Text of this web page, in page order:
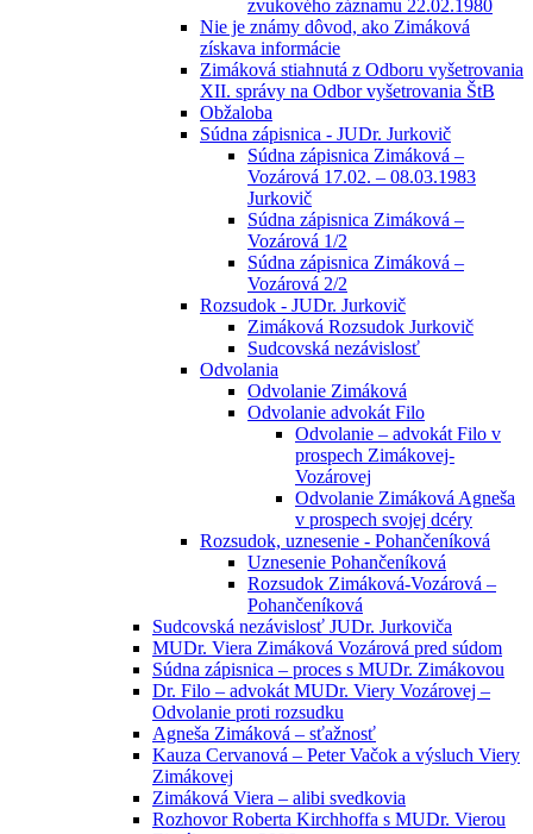
zvukového záznamu 22.02.1980
Nie je známy dôvod, ako Zimáková
získava informácie
Zimáková stiahnutá z Odboru vyšetrovania
XII. správy na Odbor vyšetrovania ŠtB
Obžaloba
Súdna zápisnica - JUDr. Jurkovič
Súdna zápisnica Zimáková –
Vozárová 17.02. – 08.03.1983
Jurkovič
Súdna zápisnica Zimáková –
Vozárová 1/2
Súdna zápisnica Zimáková –
Vozárová 2/2
Rozsudok - JUDr. Jurkovič
Zimáková Rozsudok Jurkovič
Sudcovská nezávislosť
Odvolania
Odvolanie Zimáková
Odvolanie advokát Filo
Odvolanie – advokát Filo v
prospech Zimákovej-
Vozárovej
Odvolanie Zimáková Agneša
v prospech svojej dcéry
Rozsudok, uznesenie - Pohančeníková
Uznesenie Pohančeníková
Rozsudok Zimáková-Vozárová –
Pohančeníková
Sudcovská nezávislosť JUDr. Jurkoviča
MUDr. Viera Zimáková Vozárová pred súdom
Súdna zápisnica – proces s MUDr. Zimákovou
Dr. Filo – advokát MUDr. Viery Vozárovej –
Odvolanie proti rozsudku
Agneša Zimáková – sťažnosť
Kauza Cervanová – Peter Vačok a výsluch Viery
Zimákovej
Zimáková Viera – alibi svedkovia
Rozhovor Roberta Kirchhoffa s MUDr. Vierou